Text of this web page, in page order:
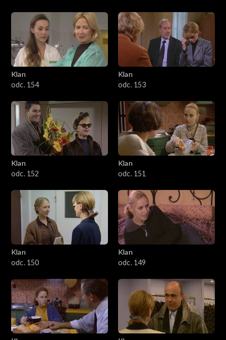
Klan
odc. 154
Klan
odc. 153
Klan
odc. 152
Klan
odc. 151
Klan
odc. 150
Klan
odc. 149